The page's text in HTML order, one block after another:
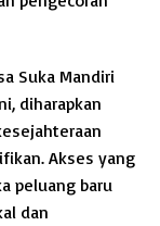
Suka Mandiri
diharapkan
Akses yang
peluang baru
dan